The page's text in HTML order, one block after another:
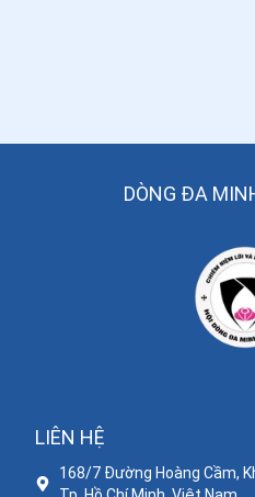
DÒNG ĐA
LIÊN HỆ
168/7 Đường Hoàng Cầm,